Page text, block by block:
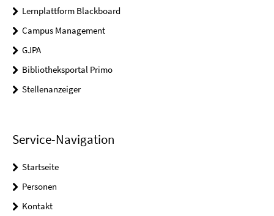
Lernplattform Blackboard
Campus Management
GJPA
Bibliotheksportal Primo
Stellenanzeiger
Service-Navigation
Startseite
Personen
Kontakt